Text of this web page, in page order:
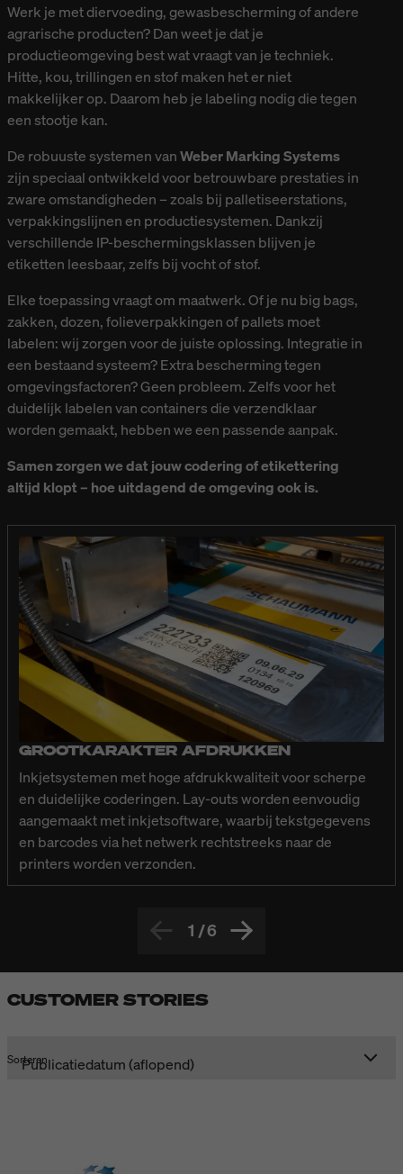
Werk je met diervoeding, gewasbescherming of andere
agrarische producten? Dan weet je dat je
productieomgeving best wat vraagt van je techniek.
Hitte, kou, trillingen en stof maken het er niet
makkelijker op. Daarom heb je labeling nodig die tegen
een stootje kan.
De robuuste systemen vanWeber Marking Systems
zijn speciaal ontwikkeld voor betrouwbare prestaties in
zware omstandigheden – zoals bij palletiseerstations,
verpakkingslijnen en productiesystemen. Dankzij
verschillende IP-beschermingsklassen blijven je
etiketten leesbaar, zelfs bij vocht of stof.
Elke toepassing vraagt om maatwerk. Of je nu big bags,
zakken, dozen, folieverpakkingen of pallets moet
labelen: wij zorgen voor de juiste oplossing. Integratie in
een bestaand systeem? Extra bescherming tegen
omgevingsfactoren? Geen probleem. Zelfs voor het
duidelijk labelen van containers die verzendklaar
worden gemaakt, hebben we een passende aanpak.
Samen zorgen we dat jouw codering of etikettering
altijd klopt – hoe uitdagend de omgeving ook is.
GROOTKARAKTER AFDRUKKEN
Inkjetsystemen met hoge afdrukkwaliteit voor scherpe
en duidelijke coderingen. Lay-outs worden eenvoudig
aangemaakt met inkjetsoftware, waarbij tekstgegevens
en barcodes via het netwerk rechtstreeks naar de
printers worden verzonden.
1 /6
CUSTOMER STORIES
Sorteren